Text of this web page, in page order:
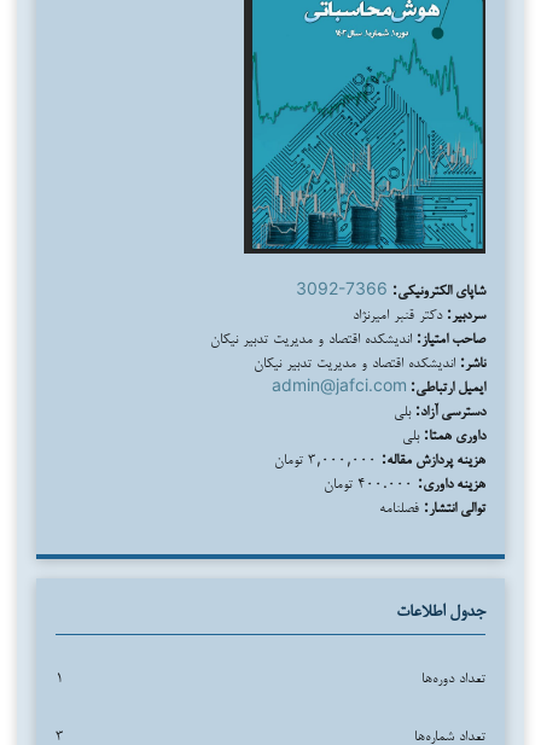
شاپای الکترونیکی: 3092-7366
سردبیر: دکتر قنبر امیرنژاد
صاحب امتیاز: اندیشکده اقتصاد و مدیریت تدبیر نیکان
ناشر: اندیشکده اقتصاد و مدیریت تدبیر نیکان
ایمیل ارتباطی: admin@jafci.com
دسترسی آزاد: بلی
داوری همتا: بلی
هزینه پردازش مقاله:
هزینه داوری:
توالی انتشار: فصلنامه
جدول اطلاعات
تعداد دوره‌ها ۱
تعداد شماره‌ها ۳